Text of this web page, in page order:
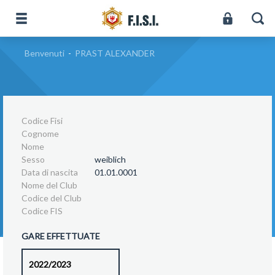
Benvenuti - PRAST ALEXANDER
Codice Fisi
Cognome
Nome
Sesso
weiblich
Data di nascita
01.01.0001
Nome del Club
Codice del Club
Codice FIS
GARE EFFETTUATE